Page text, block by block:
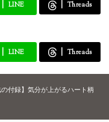
LINE Threads
LINE Threads
付録】気分が上がるハート柄